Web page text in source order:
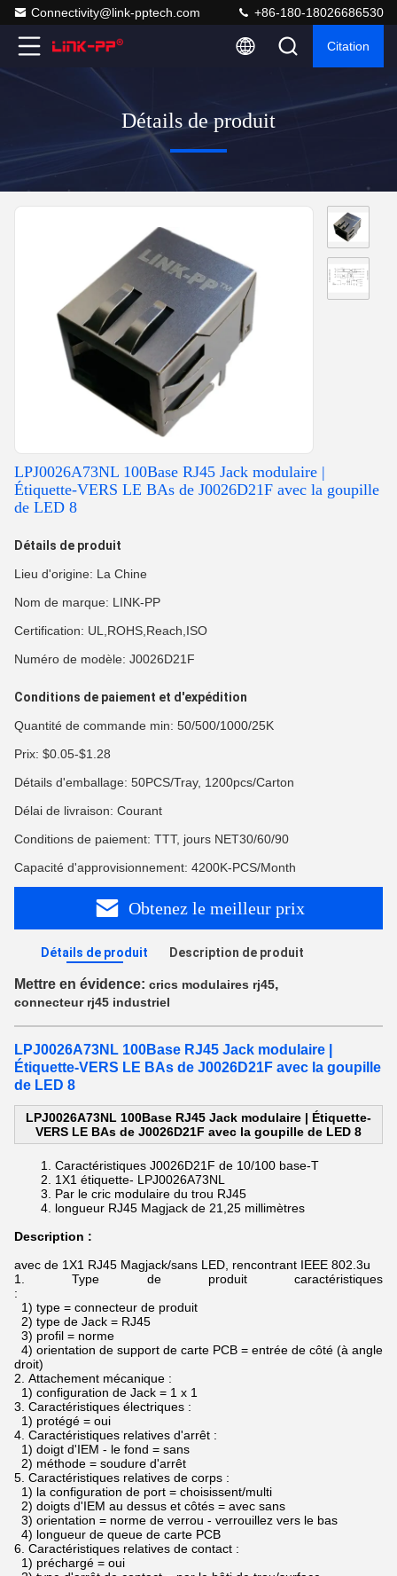
Connectivity@link-pptech.com +86-180-18026686530
Citation
Détails de produit
LPJ0026A73NL 100Base RJ45 Jack modulaire |
Étiquette-VERS LE BAs de J0026D21F avec la goupille
de LED 8
Détails de produit
Lieu d'origine: La Chine
Nom de marque: LINK-PP
Certification: UL,ROHS,Reach,ISO
Numéro de modèle: J0026D21F
Conditions de paiement et d'expédition
Quantité de commande min: 50/500/1000/25K
Prix: $0.05-$1.28
Détails d'emballage: 50PCS/Tray, 1200pcs/Carton
Délai de livraison: Courant
Conditions de paiement: TTT, jours NET30/60/90
Capacité d'approvisionnement: 4200K-PCS/Month
Obtenez le meilleur prix
Détails de produit Description de produit
Mettre en évidence: crics modulaires rj45,
connecteur rj45 industriel
LPJ0026A73NL 100Base RJ45 Jack modulaire |
Étiquette-VERS LE BAs de J0026D21F avec la goupille
de LED 8
LPJ0026A73NL 100Base RJ45 Jack modulaire | Étiquette-
VERS LE BAs de J0026D21F avec la goupille de LED 8
Caractéristiques J0026D21F de 10/100 base-T
1X1 étiquette- LPJ0026A73NL
Par le cric modulaire du trou RJ45
longueur RJ45 Magjack de 21,25 millimètres
Description :
avec de 1X1 RJ45 Magjack/sans LED, rencontrant IEEE 802.3u
1.Type de produit caractéristiques
:
1) type = connecteur de produit
2) type de Jack = RJ45
3) profil = norme
4) orientation de support de carte PCB = entrée de côté (à angle
droit)
2. Attachement mécanique :
1) configuration de Jack = 1 x 1
3. Caractéristiques électriques :
1) protégé = oui
4. Caractéristiques relatives d'arrêt :
1) doigt d'IEM - le fond = sans
2) méthode = soudure d'arrêt
5. Caractéristiques relatives de corps :
1) la configuration de port = choisissent/multi
2) doigts d'IEM au dessus et côtés = avec sans
3) orientation = norme de verrou - verrouillez vers le bas
4) longueur de queue de carte PCB
6. Caractéristiques relatives de contact :
1) préchargé = oui